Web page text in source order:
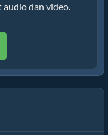
dan video.